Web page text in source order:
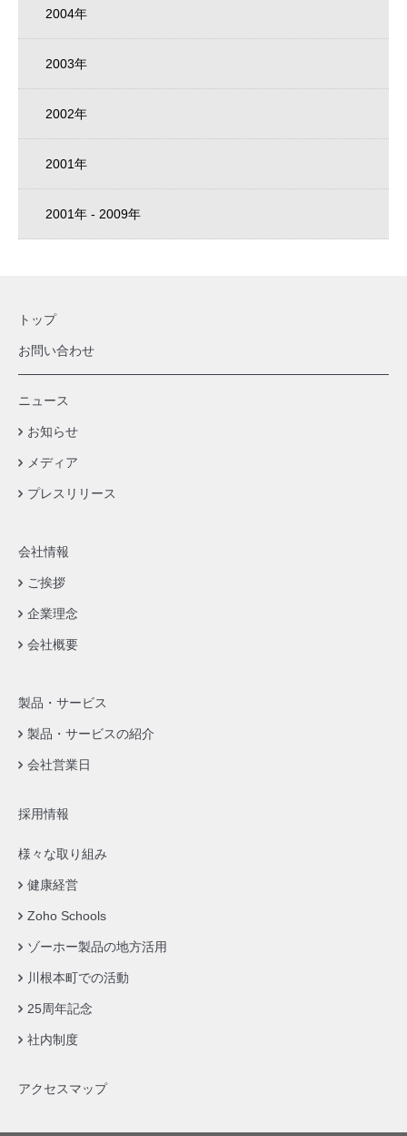
2004年
2003年
2002年
2001年
2001年 - 2009年
トップ
お問い合わせ
ニュース
お知らせ
メディア
プレスリリース
会社情報
ご挨拶
企業理念
会社概要
製品・サービス
製品・サービスの紹介
会社営業日
採用情報
様々な取り組み
健康経営
Zoho Schools
ゾーホー製品の地方活用
川根本町での活動
25周年記念
社内制度
アクセスマップ